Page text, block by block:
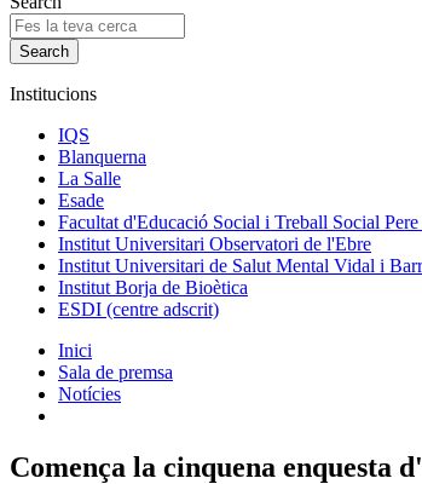
Institucions
IQS
Blanquerna
La Salle
Esade
Facultat d'Educació Social i Treball Social
Institut Universitari Observatori de l'Ebre
Institut Universitari de Salut Mental Vidal i
Institut Borja de Bioètica
ESDI (centre adscrit)
Inici
Sala de premsa
Notícies
Comença la cinquena enquesta